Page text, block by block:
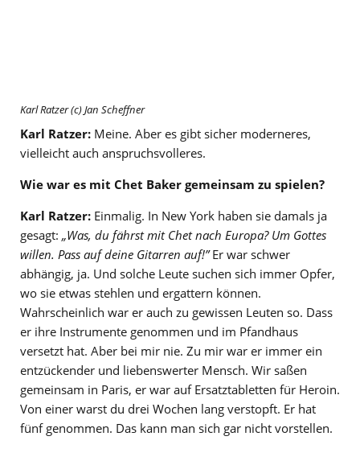
Karl Ratzer (c) Jan Scheffner
Karl Ratzer: Meine. Aber es gibt sicher moderneres,
vielleicht auch anspruchsvolleres.
Wie war es mit Chet Baker gemeinsam zu spielen?
Karl Ratzer: Einmalig. In New York haben sie damals ja
gesagt: „Was, du fährst mit Chet nach Europa? Um Gottes
willen. Pass auf deine Gitarren auf!”Er war schwer
abhängig, ja. Und solche Leute suchen sich immer Opfer,
wo sie etwas stehlen und ergattern können.
Wahrscheinlich war er auch zu gewissen Leuten so. Dass
er ihre Instrumente genommen und im Pfandhaus
versetzt hat. Aber bei mir nie. Zu mir war er immer ein
entzückender und liebenswerter Mensch. Wir saßen
gemeinsam in Paris, er war auf Ersatztabletten für Heroin.
Von einer warst du drei Wochen lang verstopft. Er hat
fünf genommen. Das kann man sich gar nicht vorstellen.